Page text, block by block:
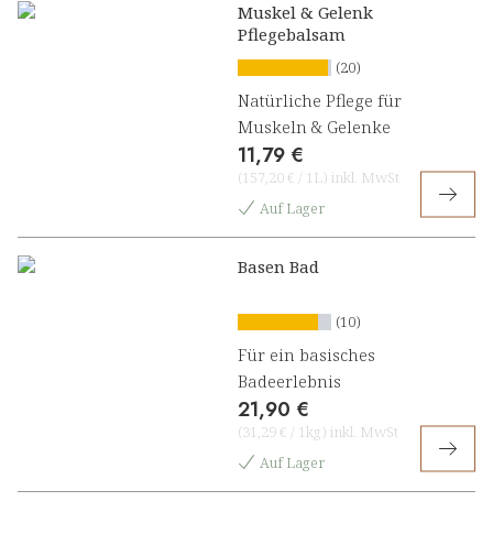
Muskel & Gelenk
Pflegebalsam
(20)
Natürliche Pflege für
Muskeln & Gelenke
11,79 €
(157,20 € / 1L) inkl. MwSt
Auf Lager
Basen Bad
(10)
Für ein basisches
Badeerlebnis
21,90 €
(31,29 € / 1kg) inkl. MwSt
Auf Lager